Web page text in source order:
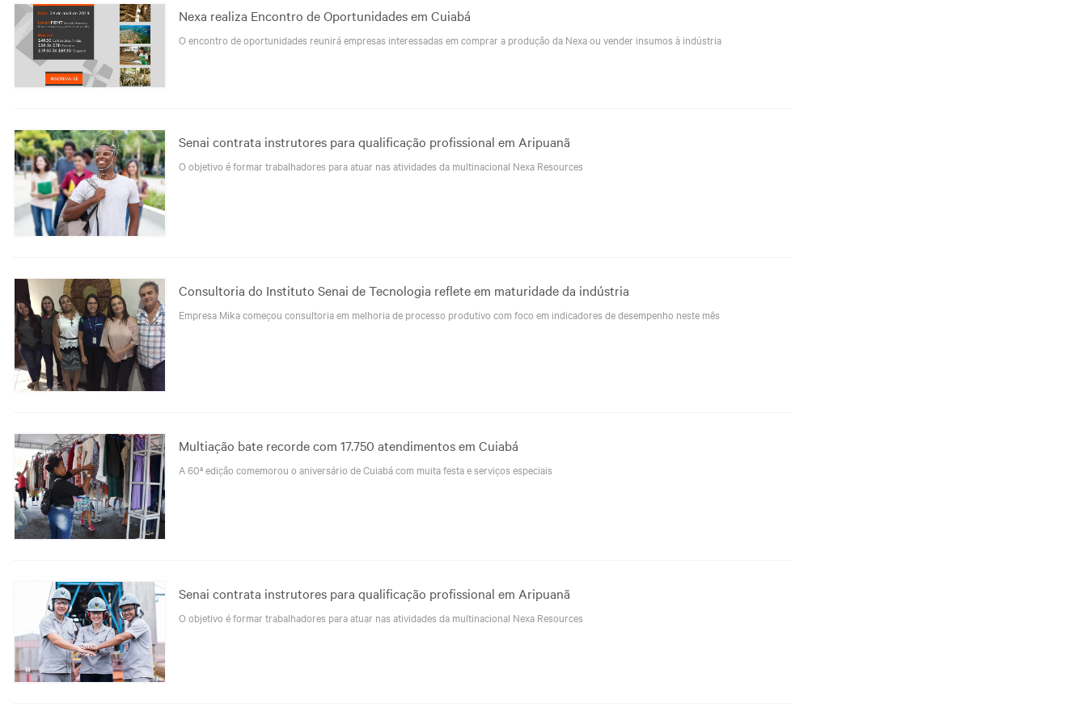
Nexa realiza Encontro de Oportunidades em Cuiabá
O encontro de oportunidades reunirá empresas interessadas em comprar a produção da Nexa ou vender insumos à indústria
Senai contrata instrutores para qualificação profissional em Aripuanã
O objetivo é formar trabalhadores para atuar nas atividades da multinacional Nexa Resources
Consultoria do Instituto Senai de Tecnologia reflete em maturidade da indústria
Empresa Mika começou consultoria em melhoria de processo produtivo com foco em indicadores de desempenho neste mês
Multiação bate recorde com 17.750 atendimentos em Cuiabá
A 60ª edição comemorou o aniversário de Cuiabá com muita festa e serviços especiais
Senai contrata instrutores para qualificação profissional em Aripuanã
O objetivo é formar trabalhadores para atuar nas atividades da multinacional Nexa Resources